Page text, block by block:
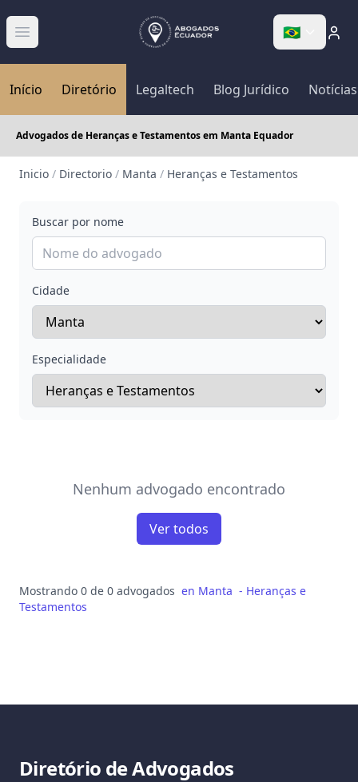
Abrir menú 🇧🇷
Início Diretório Legaltech Blog Jurídico Notícias
Advogados de Heranças e Testamentos em Manta Equador
Inicio / Directorio / Manta / Heranças e Testamentos
Buscar por nome
Cidade
Especialidade
Nenhum advogado encontrado
Ver todos
Mostrando 0 de 0 advogados en Manta - Heranças e
Testamentos
Diretório de Advogados